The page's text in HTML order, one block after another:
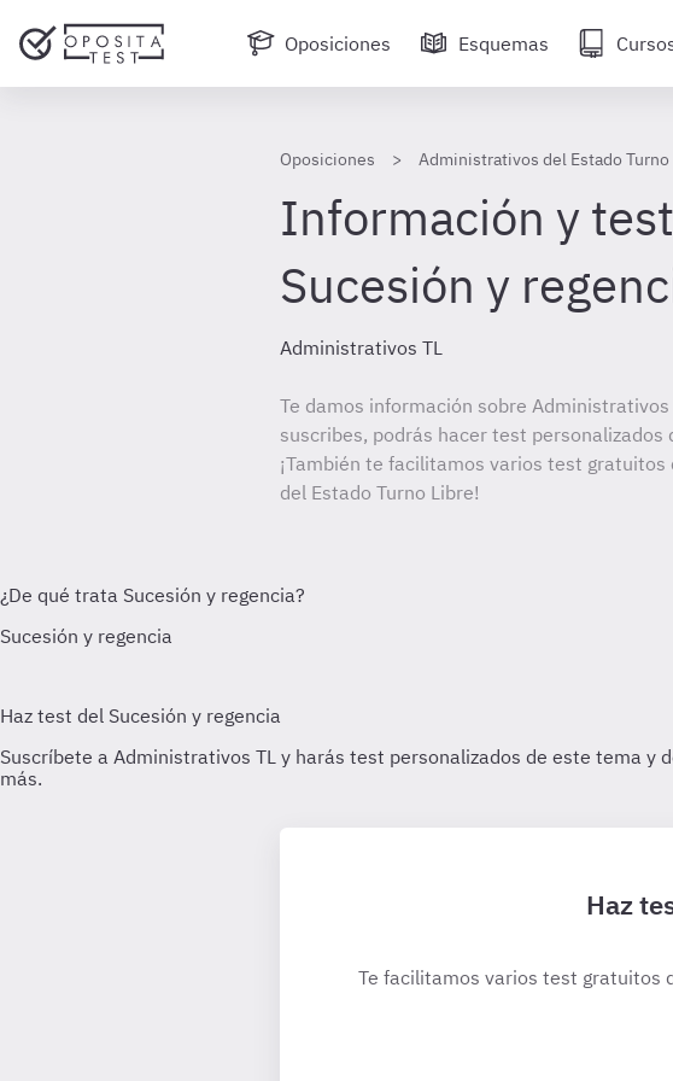
Oposiciones Esquemas
Oposiciones Administrativos del Estado Turno
Información y
Sucesión y
Administrativos TL
Te damos información sobre Administrativos
suscribes, podrás hacer test personalizados
¡También te facilitamos varios test
del Estado Turno Libre!
Haz
Te facilitamos varios test gratuitos